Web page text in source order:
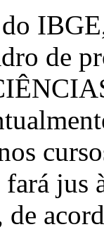
de
jus
de